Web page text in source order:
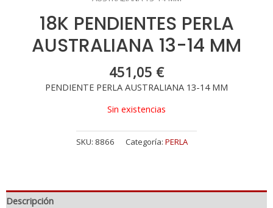
18K PENDIENTES PERLA
AUSTRALIANA 13-14 MM
451,05 €
PENDIENTE PERLA AUSTRALIANA 13-14 MM
Sin existencias
SKU: 8866 Categoría: PERLA
Descripción